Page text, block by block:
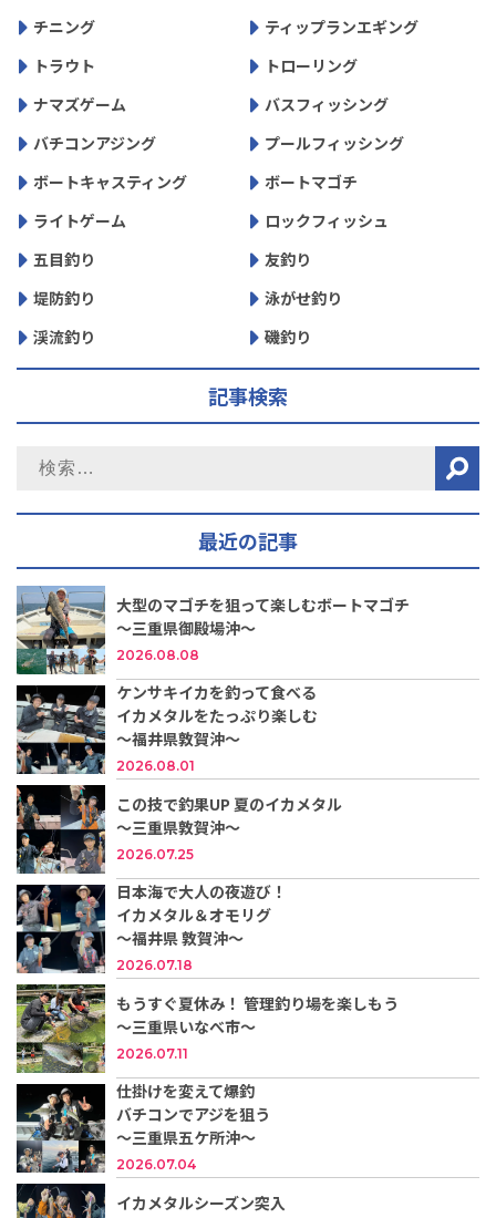
チニング
ティップランエギング
トラウト
トローリング
ナマズゲーム
バスフィッシング
バチコンアジング
プールフィッシング
ボートキャスティング
ボートマゴチ
ライトゲーム
ロックフィッシュ
五目釣り
友釣り
堤防釣り
泳がせ釣り
渓流釣り
磯釣り
記事検索
最近の記事
大型のマゴチを狙って楽しむボートマゴチ
～三重県御殿場沖～
2026.08.08
ケンサキイカを釣って食べる
イカメタルをたっぷり楽しむ
～福井県敦賀沖～
2026.08.01
この技で釣果UP 夏のイカメタル
～三重県敦賀沖～
2026.07.25
日本海で大人の夜遊び！
イカメタル＆オモリグ
〜福井県 敦賀沖〜
2026.07.18
もうすぐ夏休み！ 管理釣り場を楽しもう
～三重県いなべ市～
2026.07.11
仕掛けを変えて爆釣
バチコンでアジを狙う
～三重県五ケ所沖～
2026.07.04
イカメタルシーズン突入